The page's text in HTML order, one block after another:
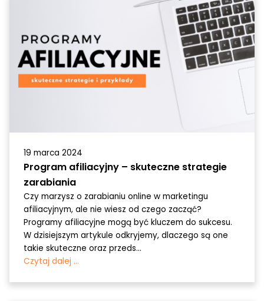
19 marca 2024
Program afiliacyjny – skuteczne strategie
zarabiania
Czy marzysz o zarabianiu online w marketingu
afiliacyjnym, ale nie wiesz od czego zacząć?
Programy afiliacyjne mogą być kluczem do sukcesu.
W dzisiejszym artykule odkryjemy, dlaczego są one
takie skuteczne oraz przeds...
Czytaj dalej ...